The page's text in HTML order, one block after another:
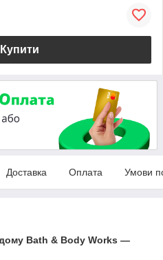
Купити
Доставка Оплата Умови
Bath & Body Works —